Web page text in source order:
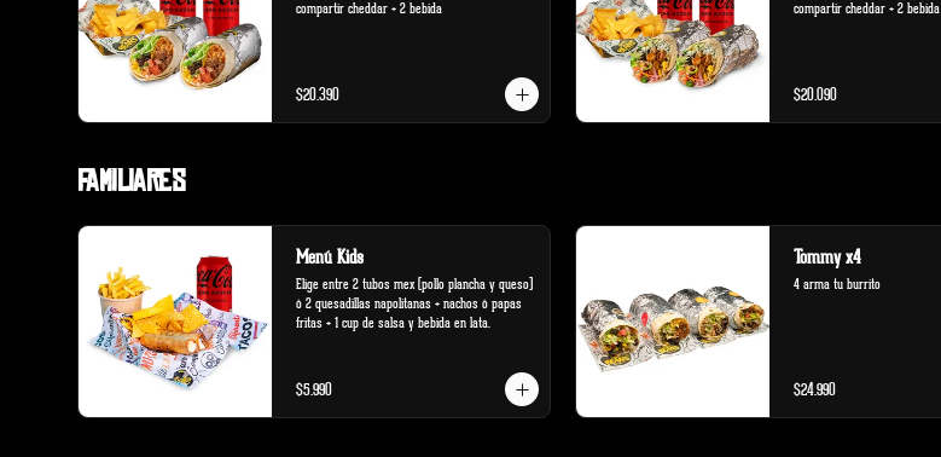
compartir cheddar + 2 bebida
$20.390
compartir cheddar + 2 bebida
$20.090
Familiares
Menú Kids
Elige entre 2 tubos mex (pollo plancha y queso)
ó 2 quesadillas napolitanas + nachos ó papas
fritas + 1 cup de salsa y bebida en lata.
$5.990
Tommy x4
4 arma tu burrito
$24.990